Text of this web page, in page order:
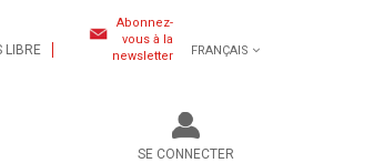
LIBRE
Abonnez-
vous à la
newsletter
FRANÇAIS
SE CONNECTER